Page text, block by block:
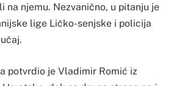
na njemu. Nezvanično, u pitanju je
lige Ličko-senjske i policija
potvrdio je Vladimir Romić iz